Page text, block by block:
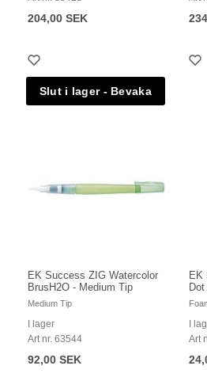
204,00 SEK
EK Success ZIG Watercolor
BrusH2O - Medium Tip
Medium Tip
I lager
Art nr. 63544
92,00 SEK
EK
I
Art